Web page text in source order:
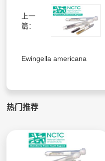
上一
篇：
Ewingella americana
热门推荐